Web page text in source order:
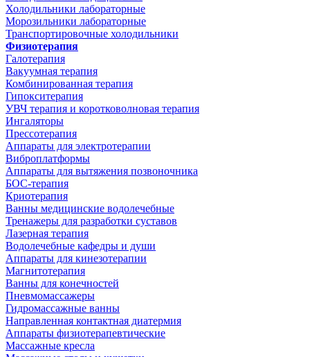
Холодильники лабораторные
Морозильники лабораторные
Транспортировочные холодильники
Физиотерапия
Галотерапия
Вакуумная терапия
Комбинированная терапия
Гипокситерапия
УВЧ терапия и коротковолновая терапия
Ингаляторы
Прессотерапия
Аппараты для электротерапии
Виброплатформы
Аппараты для вытяжения позвоночника
БОС-терапия
Криотерапия
Ванны медицинские водолечебные
Тренажеры для разработки суставов
Лазерная терапия
Водолечебные кафедры и души
Аппараты для кинезотерапии
Магнитотерапия
Ванны для конечностей
Пневмомассажеры
Гидромассажные ванны
Направленная контактная диатермия
Аппараты физиотерапевтические
Массажные кресла